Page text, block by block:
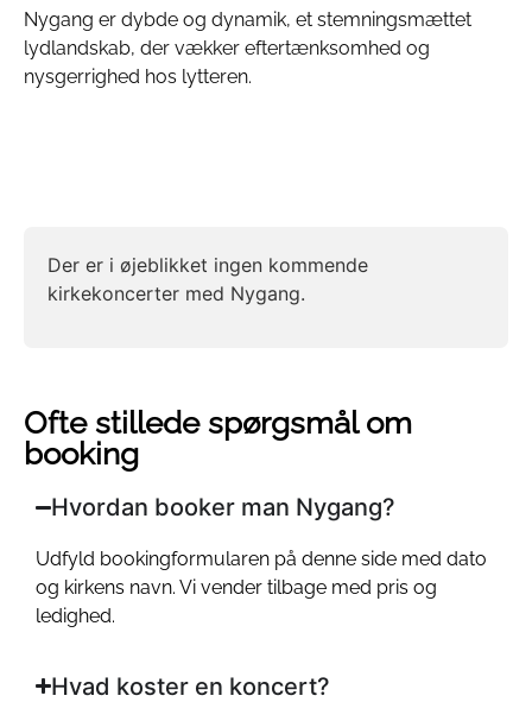
Nygang er dybde og dynamik, et stemningsmættet
lydlandskab, der vækker eftertænksomhed og
nysgerrighed hos lytteren.
Der er i øjeblikket ingen kommende
kirkekoncerter med Nygang.
Ofte stillede spørgsmål om
booking
Hvordan booker man Nygang?
Udfyld bookingformularen på denne side med dato
og kirkens navn. Vi vender tilbage med pris og
ledighed.
Hvad koster en koncert?